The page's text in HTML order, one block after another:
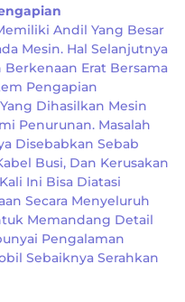
Andil Yang Besar
Mesin. Hal Selanjutnya
Erat Bersama
Pengapian
Dihasilkan Mesin
Penurunan. Masalah
Disebabkan Sebab
Busi, Dan Kerusakan
Ini Bisa Diatasi
Secara Menyeluruh
Memandang Detail
Pengalaman
Sebaiknya Serahkan